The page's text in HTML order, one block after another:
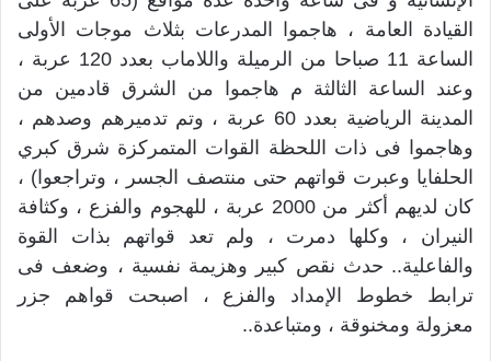
القيادة العامة ، هاجموا المدرعات بثلاث موجات الأولى
الساعة 11 صباحا من الرميلة واللاماب بعدد 120 عربة ،
وعند الساعة الثالثة م هاجموا من الشرق قادمين من
المدينة الرياضية بعدد 60 عربة ، وتم تدميرهم وصدهم ،
وهاجموا فى ذات اللحظة القوات المتمركزة شرق كبري
الحلفايا وعبرت قواتهم حتى منتصف الجسر ، وتراجعوا) ،
كان لديهم أكثر من 2000 عربة ، للهجوم والفزع ، وكثافة
النيران ، وكلها دمرت ، ولم تعد قواتهم بذات القوة
والفاعلية.. حدث نقص كبير وهزيمة نفسية ، وضعف فى
ترابط خطوط الإمداد والفزع ، اصبحت قواهم جزر
معزولة ومخنوقة ، ومتباعدة..